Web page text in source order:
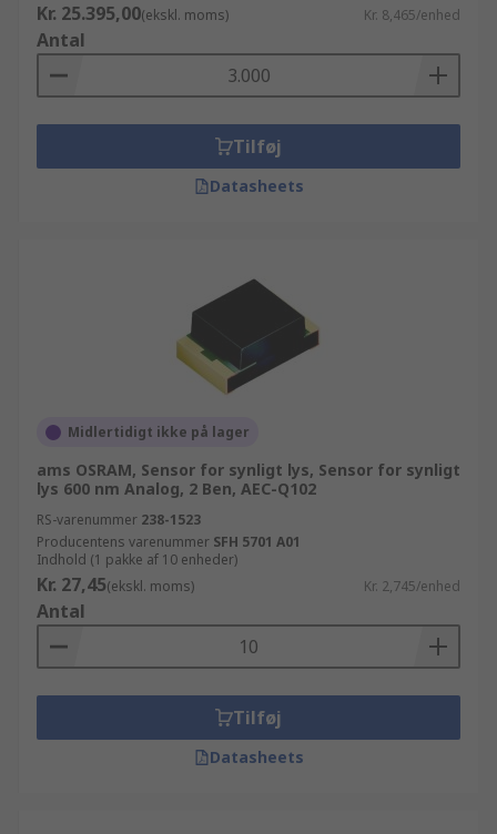
Kr. 25.395,00(ekskl. moms) Kr. 8,465/enhed
Antal
Tilføj
Datasheets
Midlertidigt ikke på lager
ams OSRAM, Sensor for synligt lys, Sensor for synligt
lys 600 nm Analog, 2 Ben, AEC-Q102
RS-varenummer 238-1523
Producentens varenummer SFH 5701 A01
Indhold (1 pakke af 10 enheder)
Kr. 27,45(ekskl. moms) Kr. 2,745/enhed
Antal
Tilføj
Datasheets